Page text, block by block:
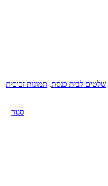
שלטים לבית כנסת, תמונות זכוכית
סגור